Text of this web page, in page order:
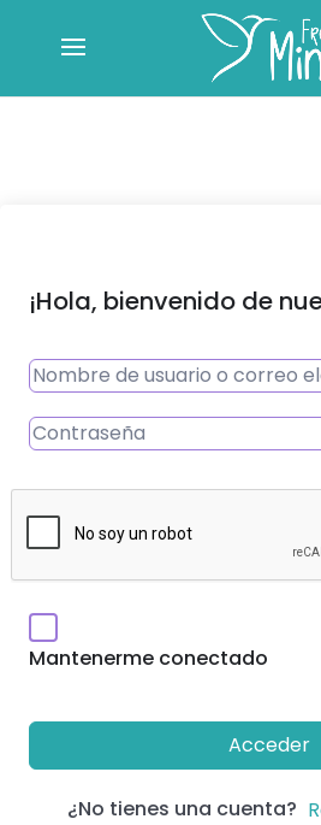
¡Hola, bienvenido de
Mantenerme conectado
Acceder
¿No tienes una cuenta?